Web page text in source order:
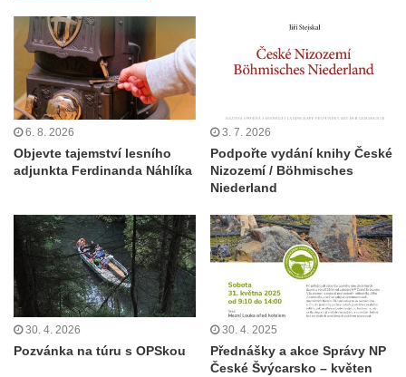
6. 8. 2026
Objevte tajemství lesního
adjunkta Ferdinanda Náhlíka
3. 7. 2026
Podpořte vydání knihy České
Nizozemí / Böhmisches
Niederland
30. 4. 2026
Pozvánka na túru s OPSkou
30. 4. 2025
Přednášky a akce Správy NP
České Švýcarsko – květen